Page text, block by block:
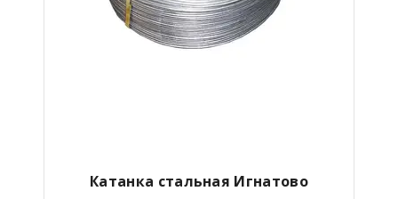
Катанка стальная Игнатово